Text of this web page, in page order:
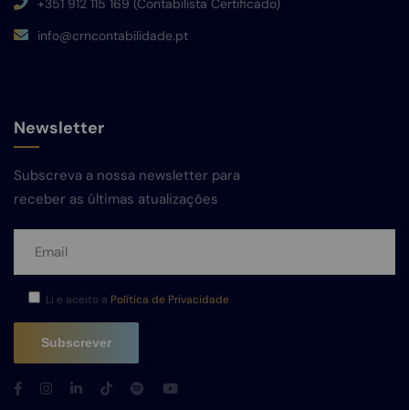
+351 912 115 169 (Contabilista Certificado)
info@crncontabilidade.pt
Newsletter
Subscreva a nossa newsletter para
receber as últimas atualizações
Li e aceito a Política de Privacidade